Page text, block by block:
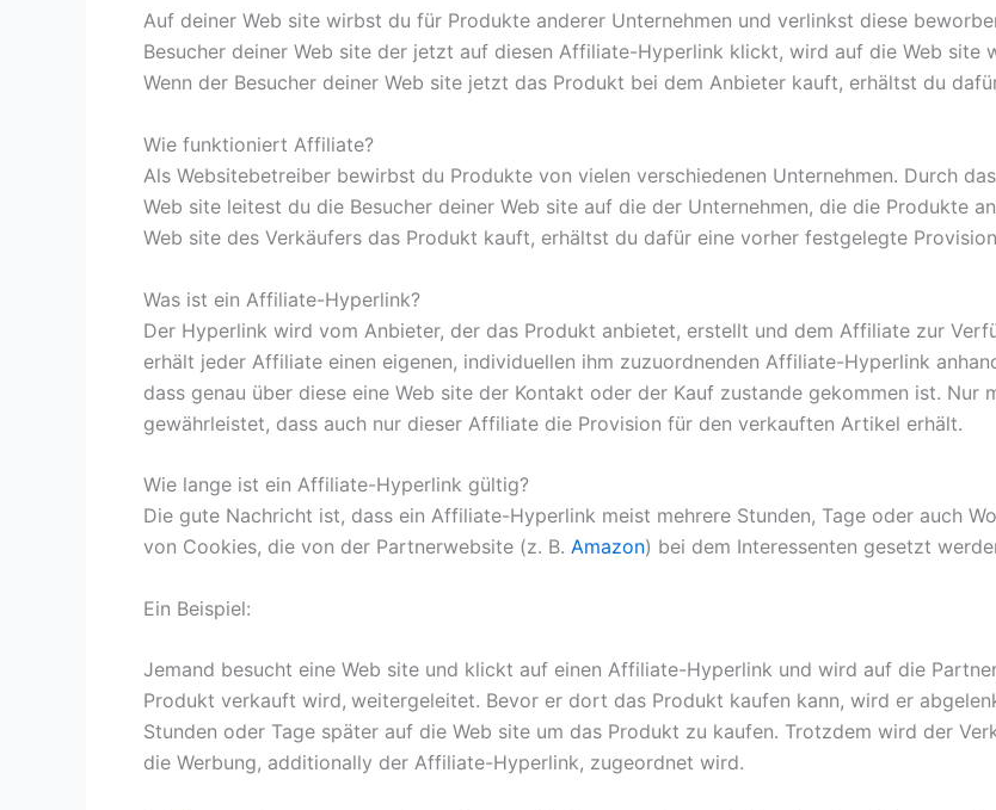
Auf deiner Web site wirbst du für Produkte anderer Unternehmen und verlinkst diese
Besucher deiner Web site der jetzt auf diesen Affiliate-Hyperlink klickt, wird auf die Web site
Wenn der Besucher deiner Web site jetzt das Produkt bei dem Anbieter kauft, erhältst du
Wie funktioniert Affiliate?
Als Websitebetreiber bewirbst du Produkte von vielen verschiedenen Unternehmen. Durch
Web site leitest du die Besucher deiner Web site auf die der Unternehmen, die die Produkte
Web site des Verkäufers das Produkt kauft, erhältst du dafür eine vorher festgelegte
Was ist ein Affiliate-Hyperlink?
Der Hyperlink wird vom Anbieter, der das Produkt anbietet, erstellt und dem Affiliate zur
erhält jeder Affiliate einen eigenen, individuellen ihm zuzuordnenden Affiliate-Hyperlink
dass genau über diese eine Web site der Kontakt oder der Kauf zustande gekommen ist. Nur
gewährleistet, dass auch nur dieser Affiliate die Provision für den verkauften Artikel erhält.
Wie lange ist ein Affiliate-Hyperlink gültig?
Die gute Nachricht ist, dass ein Affiliate-Hyperlink meist mehrere Stunden, Tage oder auch
von Cookies, die von der Partnerwebsite (z. B. Amazon) bei dem Interessenten gesetzt
Ein Beispiel:
Jemand besucht eine Web site und klickt auf einen Affiliate-Hyperlink und wird auf die
Produkt verkauft wird, weitergeleitet. Bevor er dort das Produkt kaufen kann, wird er
Stunden oder Tage später auf die Web site um das Produkt zu kaufen. Trotzdem wird der
die Werbung, additionally der Affiliate-Hyperlink, zugeordnet wird.